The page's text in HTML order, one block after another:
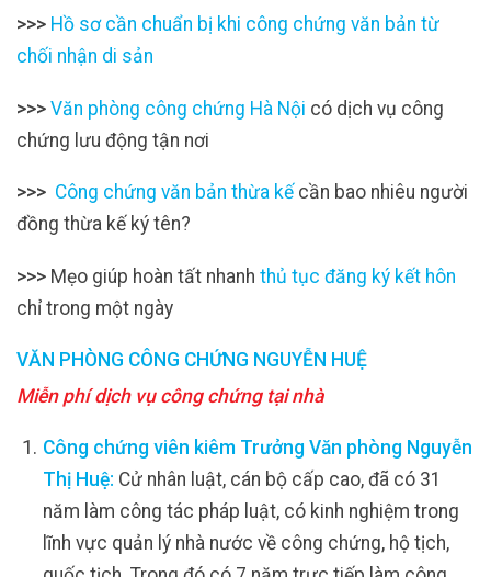
>>> Hồ sơ cần chuẩn bị khi công chứng văn bản từ
chối nhận di sản
>>> Văn phòng công chứng Hà Nội có dịch vụ công
chứng lưu động tận nơi
>>> Công chứng văn bản thừa kế cần bao nhiêu người
đồng thừa kế ký tên?
>>> Mẹo giúp hoàn tất nhanh thủ tục đăng ký kết hôn
chỉ trong một ngày
VĂN PHÒNG CÔNG CHỨNG NGUYỄN HUỆ
Miễn phí dịch vụ công chứng tại nhà
Công chứng viên kiêm Trưởng Văn phòng Nguyễn
Thị Huệ: Cử nhân luật, cán bộ cấp cao, đã có 31
năm làm công tác pháp luật, có kinh nghiệm trong
lĩnh vực quản lý nhà nước về công chứng, hộ tịch,